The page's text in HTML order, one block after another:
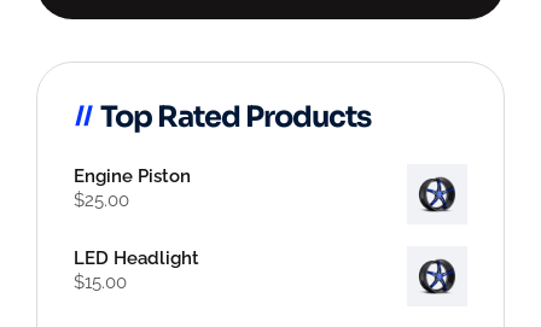
Top Rated Products
Engine Piston
$25.00
LED Headlight
$15.00